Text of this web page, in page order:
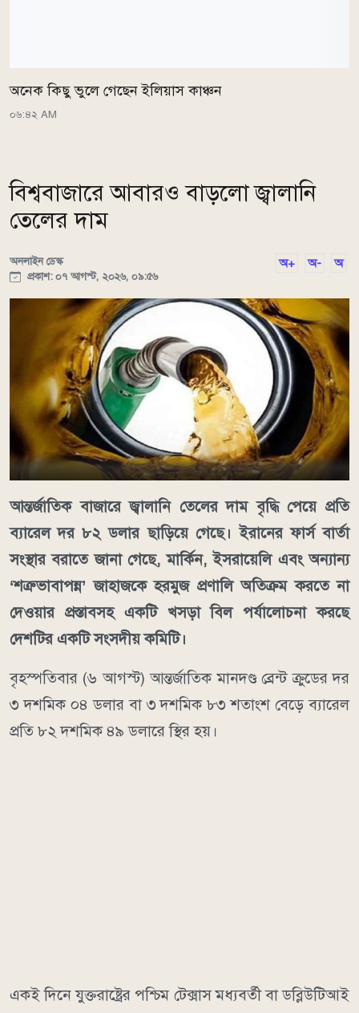
অনেক কিছু ভুলে গেছেন ইলিয়াস কাঞ্চন
০৬:৪২ AM
বিশ্ববাজারে আবারও বাড়লো জ্বালানি
তেলের দাম
অনলাইন ডেস্ক
প্রকাশ: ০৭ আগস্ট, ২০২৬, ০৯:৫৬
অ+ অ- অ
আন্তর্জাতিক বাজারে জ্বালানি তেলের দাম বৃদ্ধি পেয়ে প্রতি
ব্যারেল দর ৮২ ডলার ছাড়িয়ে গেছে। ইরানের ফার্স বার্তা
সংস্থার বরাতে জানা গেছে, মার্কিন, ইসরায়েলি এবং অন্যান্য
‘শত্রুভাবাপন্ন’ জাহাজকে হরমুজ প্রণালি অতিক্রম করতে না
দেওয়ার প্রস্তাবসহ একটি খসড়া বিল পর্যালোচনা করছে
দেশটির একটি সংসদীয় কমিটি।
বৃহস্পতিবার (৬ আগস্ট) আন্তর্জাতিক মানদণ্ড ব্রেন্ট ক্রুডের দর
৩ দশমিক ০৪ ডলার বা ৩ দশমিক ৮৩ শতাংশ বেড়ে ব্যারেল
প্রতি ৮২ দশমিক ৪৯ ডলারে স্থির হয়।
একই দিনে যুক্তরাষ্ট্রের পশ্চিম টেক্সাস মধ্যবর্তী বা ডব্লিউটিআই